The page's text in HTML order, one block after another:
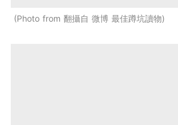
Photo from 翻攝自 微博 最佳蹲坑讀物